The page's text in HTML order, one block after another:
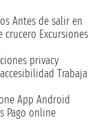
Antes de salir en
crucero Excursiones
privacy
Trabaja
App Android
Pago online